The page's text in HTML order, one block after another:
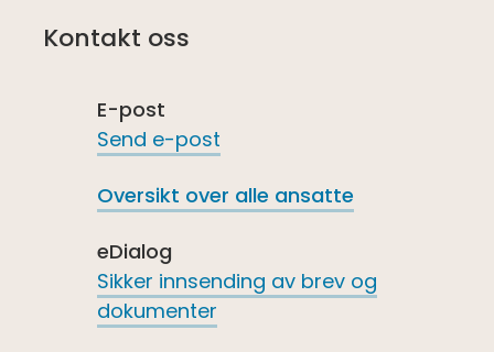
Kontakt oss
E-post
Send e-post
Oversikt over alle ansatte
eDialog
Sikker innsending av brev og
dokumenter